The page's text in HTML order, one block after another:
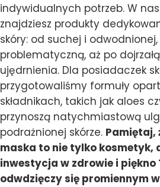
indywidualnych potrzeb. W
znajdziesz produkty
skóry: od suchej i odwodnionej,
problematyczną, aż po
ujędrnienia. Dla posiadaczek
przygotowaliśmy formuły
składnikach, takich jak aloes
przynoszą natychmiastową
podrażnionej skórze. Pamiętaj,
maska to nie tylko kosmetyk,
inwestycja w zdrowie i
odwdzięczy się promiennym